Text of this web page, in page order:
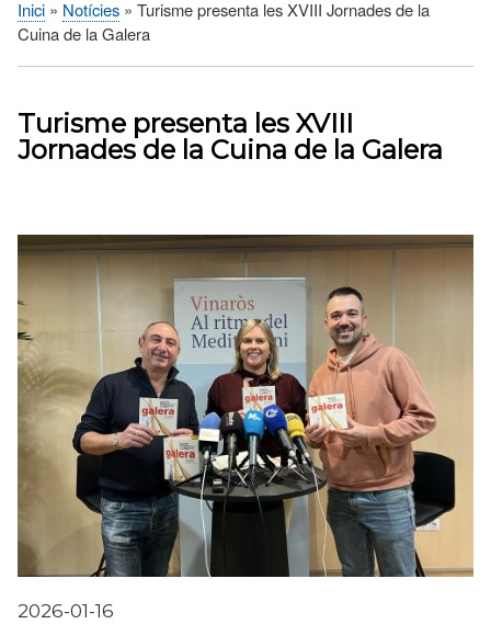
Fil
Inici Notícies
Turisme presenta les XVIII Jornades de la
Cuina de la Galera
Turisme presenta les XVIII
Jornades de la Cuina de la Galera
2026-01-16